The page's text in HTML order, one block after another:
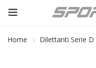
Home Dilettanti Serie D